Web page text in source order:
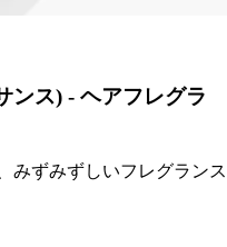
ンス) - ヘアフレグラ
みずみずしいフレグランス